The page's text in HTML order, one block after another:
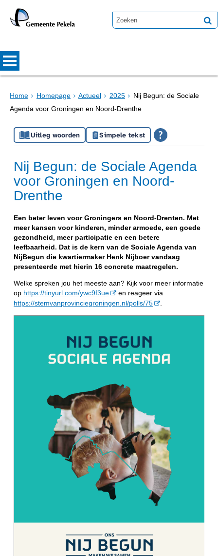
Home Homepage Actueel 2025
Nij Begun: de Sociale
Agenda voor Groningen en Noord-Drenthe
Uitleg woorden Simpele tekst
Nij Begun: de Sociale Agenda
voor Groningen en Noord-
Drenthe
Een beter leven voor Groningers en Noord-Drenten. Met
meer kansen voor kinderen, minder armoede, een goede
gezondheid, meer participatie en een betere
leefbaarheid. Dat is de kern van de Sociale Agenda van
NijBegun die kwartiermaker Henk Nijboer vandaag
presenteerde met hierin 16 concrete maatregelen.
Welke spreken jou het meeste aan? Kijk voor meer informatie
op https://tinyurl.com/ywc9f3ue
en reageer via
https://stemvanprovinciegroningen.nl/polls/75